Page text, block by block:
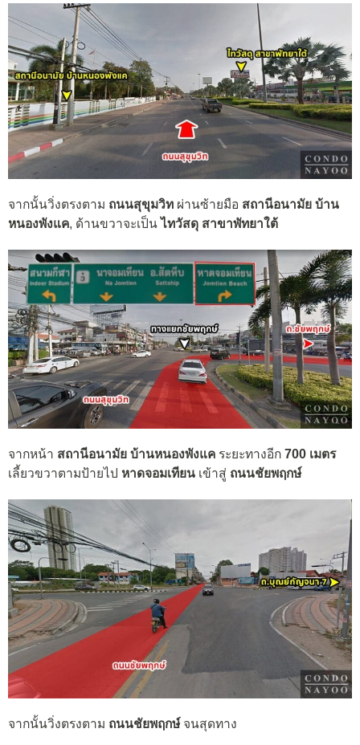
จากนั้นวิ่งตรงตาม ถนนสุขุมวิท ผ่านซ้ายมือ สถานีอนามัย บ้าน
หนองพังแค, ด้านขวาจะเป็นไทวัสดุ สาขาพัทยาใต้
จากหน้า สถานีอนามัย บ้านหนองพังแค ระยะทางอีก 700 เมตร
เลี้ยวขวาตามป้ายไป หาดจอมเทียน เข้าสู่ ถนนชัยพฤกษ์
จากนั้นวิ่งตรงตาม ถนนชัยพฤกษ์จนสุดทาง